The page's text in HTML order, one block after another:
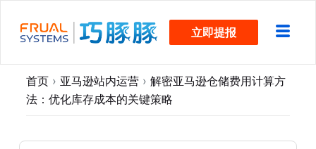
过
立即提报
首页 › 亚马逊站内运营 › 解密亚马逊仓储费用计算方
法：优化库存成本的关键策略